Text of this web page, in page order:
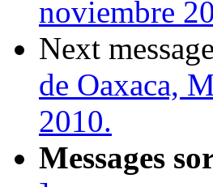
noviembre
Next
de Oaxaca,
2010.
Messages